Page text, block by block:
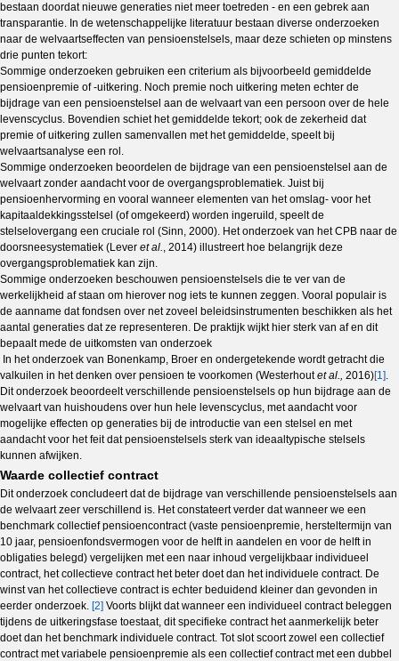
bestaan doordat nieuwe generaties niet meer toetreden - en een gebrek aan
transparantie. In de wetenschappelijke literatuur bestaan diverse onderzoeken
naar de welvaartseffecten van pensioenstelsels, maar deze schieten op minstens
drie punten tekort:
Sommige onderzoeken gebruiken een criterium als bijvoorbeeld gemiddelde
pensioenpremie of -uitkering. Noch premie noch uitkering meten echter de
bijdrage van een pensioenstelsel aan de welvaart van een persoon over de hele
levenscyclus. Bovendien schiet het gemiddelde tekort; ook de zekerheid dat
premie of uitkering zullen samenvallen met het gemiddelde, speelt bij
welvaartsanalyse een rol.
Sommige onderzoeken beoordelen de bijdrage van een pensioenstelsel aan de
welvaart zonder aandacht voor de overgangsproblematiek. Juist bij
pensioenhervorming en vooral wanneer elementen van het omslag- voor het
kapitaaldekkingsstelsel (of omgekeerd) worden ingeruild, speelt de
stelselovergang een cruciale rol (Sinn, 2000). Het onderzoek van het CPB naar de
doorsneesystematiek (Lever et al., 2014) illustreert hoe belangrijk deze
overgangsproblematiek kan zijn.
Sommige onderzoeken beschouwen pensioenstelsels die te ver van de
werkelijkheid af staan om hierover nog iets te kunnen zeggen. Vooral populair is
de aanname dat fondsen over net zoveel beleidsinstrumenten beschikken als het
aantal generaties dat ze representeren. De praktijk wijkt hier sterk van af en dit
bepaalt mede de uitkomsten van onderzoek
In het onderzoek van Bonenkamp, Broer en ondergetekende wordt getracht die
valkuilen in het denken over pensioen te voorkomen (Westerhoutet al., 2016)[1].
Dit onderzoek beoordeelt verschillende pensioenstelsels op hun bijdrage aan de
welvaart van huishoudens over hun hele levenscyclus, met aandacht voor
mogelijke effecten op generaties bij de introductie van een stelsel en met
aandacht voor het feit dat pensioenstelsels sterk van ideaaltypische stelsels
kunnen afwijken.
Waarde collectief contract
Dit onderzoek concludeert dat de bijdrage van verschillende pensioenstelsels aan
de welvaart zeer verschillend is. Het constateert verder dat wanneer we een
benchmark collectief pensioencontract (vaste pensioenpremie, hersteltermijn van
10 jaar, pensioenfondsvermogen voor de helft in aandelen en voor de helft in
obligaties belegd) vergelijken met een naar inhoud vergelijkbaar individueel
contract, het collectieve contract het beter doet dan het individuele contract. De
winst van het collectieve contract is echter beduidend kleiner dan gevonden in
eerder onderzoek. [2] Voorts blijkt dat wanneer een individueel contract beleggen
tijdens de uitkeringsfase toestaat, dit specifieke contract het aanmerkelijk beter
doet dan het benchmark individuele contract. Tot slot scoort zowel een collectief
contract met variabele pensioenpremie als een collectief contract met een dubbel